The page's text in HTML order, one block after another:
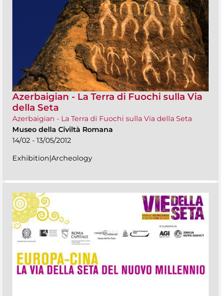
Azerbaigian - La Terra di Fuochi sulla Via
della Seta
Azerbaigian - La Terra di Fuochi sulla Via della Seta
Museo della Civiltà Romana
14/02 - 13/05/2012
Exhibition|Archeology